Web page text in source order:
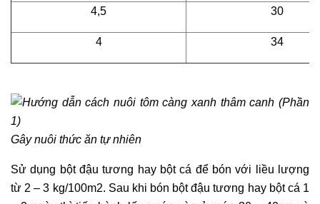
4,5 30
4 34
Gây nuôi thức ăn tự nhiên
Sử dụng bột đậu tương hay bột cá để bón với liều lượng
từ 2 – 3 kg/100m2. Sau khi bón bột đậu tương hay bột cá 1